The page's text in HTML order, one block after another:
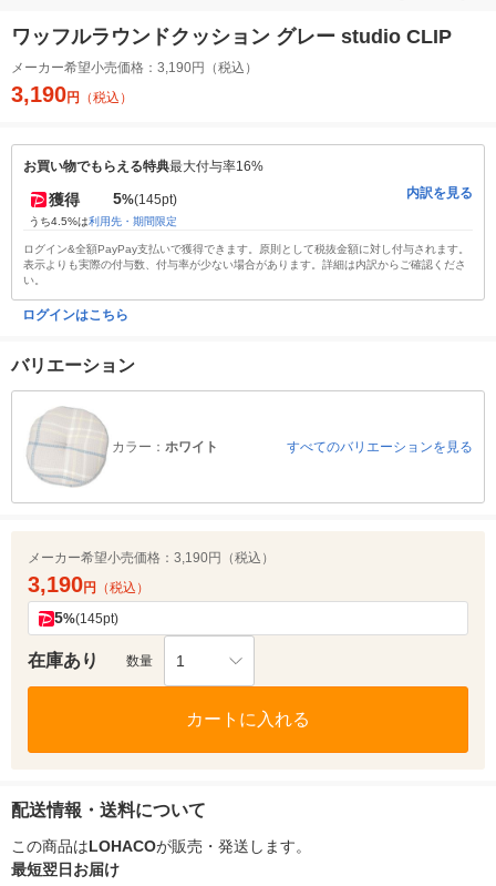
ワッフルラウンドクッション グレー studio CLIP
メーカー希望小売価格： 3,190円（税込）
3,190円 （税込）
お買い物でもらえる特典最大付与率16%
獲得 5%(145pt)
うち4.5%は利用先・期間限定
内訳を見る
ログイン&全額PayPay支払いで獲得できます。原則として税抜金額に対し付与されます。
表示よりも実際の付与数、付与率が少ない場合があります。詳細は内訳からご確認くださ
い。
ログインはこちら
バリエーション
カラー： ホワイト すべてのバリエーションを見る
メーカー希望小売価格： 3,190円（税込）
3,190円 （税込）
5%(145pt)
在庫あり 数量 1
カートに入れる
配送情報・送料について
この商品はLOHACOが販売・発送します。
最短翌日お届け